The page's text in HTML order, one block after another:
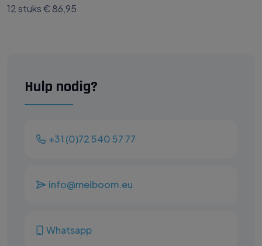
Hulp nodig?
+31 (0)72 540 57 77
info@meiboom.eu
Whatsapp
12 stuks € 86,95